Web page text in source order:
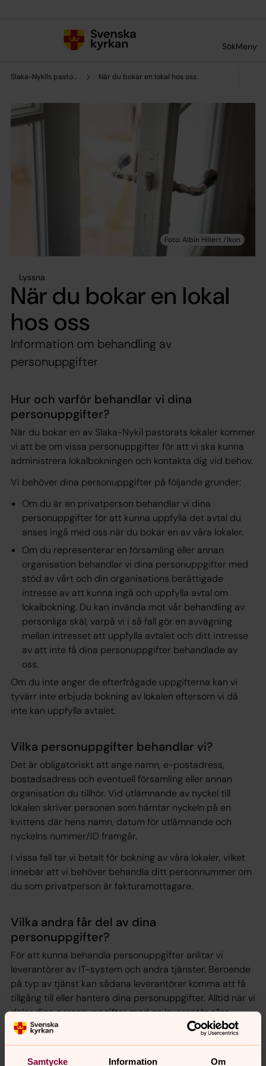
Samtycke Information Om
SökMeny
Slaka-Nykils pastorat När du bokar en lokal hos oss
Lyssna
När du bokar en lokal
hos oss
Information om behandling av
personuppgifter
Hur och varför behandlar vi dina
personuppgifter?
När du bokar en av Slaka-Nykil pastorats lokaler kommer
vi att be om vissa personuppgifter för att vi ska kunna
administrera lokalbokningen och kontakta dig vid behov.
Vi behöver dina personuppgifter på följande grunder:
Om du är en privatperson behandlar vi dina
personuppgifter för att kunna uppfylla det avtal du
anses ingå med oss när du bokar en av våra lokaler.
Om du representerar en församling eller annan
organisation behandlar vi dina personuppgifter med
stöd av vårt och din organisations berättigade
intresse av att kunna ingå och uppfylla avtal om
lokalbokning. Du kan invända mot vår behandling av
personliga skäl, varpå vi i så fall gör en avvägning
mellan intresset att uppfylla avtalet och ditt intresse
av att inte få dina personuppgifter behandlade av
oss.
Om du inte anger de efterfrågade uppgifterna kan vi
tyvärr inte erbjuda bokning av lokalen eftersom vi då
inte kan uppfylla avtalet.
Vilka personuppgifter behandlar vi?
Det är obligatoriskt att ange namn, e-postadress,
bostadsadress och eventuell församling eller annan
organisation du tillhör. Vid utlämnande av nyckel till
lokalen skriver personen som hämtar nyckeln på en
kvittens där hens namn, datum för utlämnande och
nyckelns nummer/ID framgår.
I vissa fall tar vi betalt för bokning av våra lokaler, vilket
innebär att vi behöver behandla ditt personnummer om
du som privatperson är fakturamottagare.
Vilka andra får del av dina
personuppgifter?
För att kunna behandla personuppgifter anlitar vi
leverantörer av IT-system och andra tjänster. Beroende
på typ av tjänst kan sådana leverantörer komma att få
tillgång till eller hantera dina personuppgifter. Alltid när vi
delar dina personuppgifter med en leverantör eller
annan som behandlar uppgifterna för vår räkning ingår
vi avtal som ställer krav på att hanteringen följer